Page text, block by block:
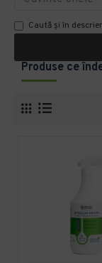
Caută și în
Produse ce